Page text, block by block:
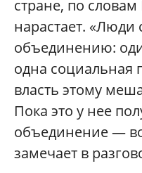
стране, по
нарастает. «Люди
объединению:
одна социальная
власть этому
Пока это у нее
объединение —
замечает в